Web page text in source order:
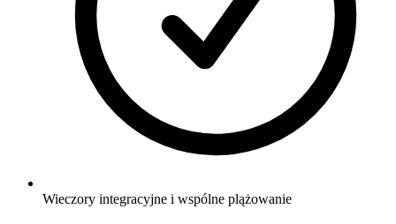
Wieczory integracyjne i wspólne plążowanie